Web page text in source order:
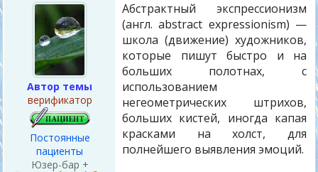
Автор темы
верификатор
Постоянные
пациенты
Юзер-бар +
Абстрактный экспрессионизм
(англ. abstract expressionism) —
школа (движение) художников,
которые пишут быстро и на
больших полотнах, с
использованием
негеометрических штрихов,
больших кистей, иногда капая
красками на холст, для
полнейшего выявления эмоций.